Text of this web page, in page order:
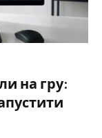
на гру: